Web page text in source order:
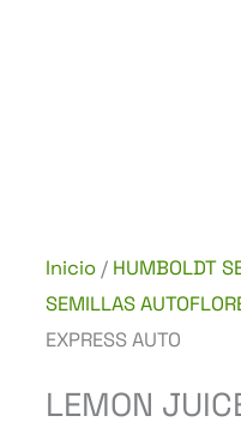
Inicio / HUMBOLDT
SEMILLAS
EXPRESS AUTO
LEMON